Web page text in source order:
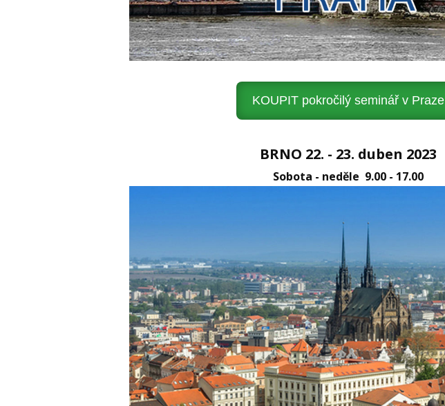
KOUPIT pokročilý seminář v Praze
BRNO 22. - 23. duben 2023
Sobota - neděle 9.00 - 17.00